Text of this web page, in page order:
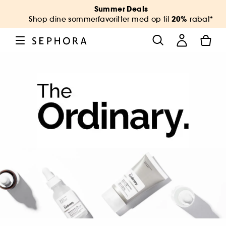
Summer Deals
Shop dine sommerfavoritter med op til 20% rabat*